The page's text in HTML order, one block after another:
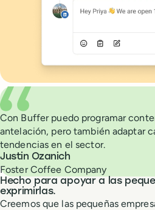
What people are saying about
Con Buffer puedo programar
antelación, pero también adaptar
tendencias en el sector.
Justin Ozanich
Foster Coffee Company
Hecho para apoyar a las
exprimirlas.
Creemos que las pequeñas